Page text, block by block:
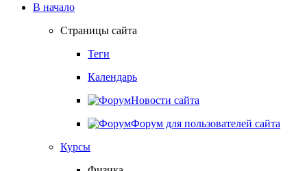
В начало
Страницы сайта
Теги
Календарь
Новости сайта
Форум для пользователей сайта
Курсы